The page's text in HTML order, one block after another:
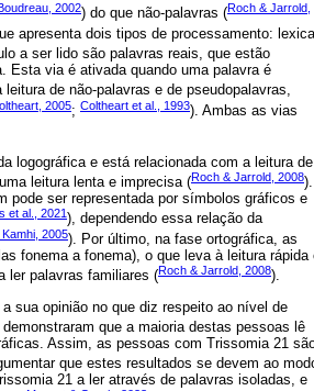
Boudreau, 2002) do que não-palavras (Roch & Jarrold,
apresenta dois tipos de processamento:
a ser lido são palavras reais, que estão
Esta via é ativada quando uma palavra é
de não-palavras e de pseudopalavras,
2005; Coltheart et al., 1993). Ambas as vias
logográfica e está relacionada com a leitura de
leitura lenta e imprecisa (Roch & Jarrold, 2008).
pode ser representada por símbolos gráficos e
et al., 2021 ), dependendo essa relação da
2005). Por último, na fase ortográfica, as
fonema a fonema), o que leva à leitura rápida
ler palavras familiares (Roch & Jarrold, 2008).
sua opinião no que diz respeito ao nível de
que a maioria destas pessoas lê
Assim, as pessoas com Trissomia 21
que estes resultados se devem ao
21 a ler através de palavras isoladas, e